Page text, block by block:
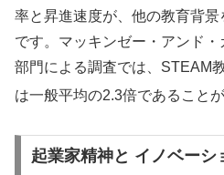
率と昇進速度が、他の教育背
です。マッキンゼー・アンド
部門による調査では、STEAM
は一般平均の2.3倍であること
起業家精神と イノベーシ